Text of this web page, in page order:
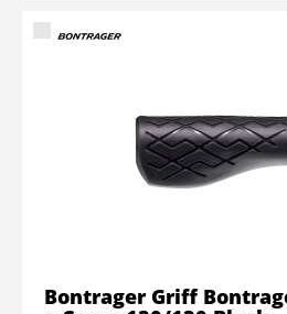
Bontrager Griff